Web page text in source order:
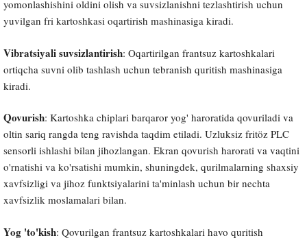
yomonlashishini oldini olish va suvsizlanishni tezlashtirish uchun
yuvilgan fri kartoshkasi oqartirish mashinasiga kiradi.
Vibratsiyali suvsizlantirish: Oqartirilgan frantsuz kartoshkalari
ortiqcha suvni olib tashlash uchun tebranish quritish mashinasiga
kiradi.
Qovurish: Kartoshka chiplari barqaror yog' haroratida qovuriladi va
oltin sariq rangda teng ravishda taqdim etiladi. Uzluksiz fritöz PLC
sensorli ishlashi bilan jihozlangan. Ekran qovurish harorati va vaqtini
o'rnatishi va ko'rsatishi mumkin, shuningdek, qurilmalarning shaxsiy
xavfsizligi va jihoz funktsiyalarini ta'minlash uchun bir nechta
xavfsizlik moslamalari bilan.
Yog 'to'kish: Qovurilgan frantsuz kartoshkalari havo quritish